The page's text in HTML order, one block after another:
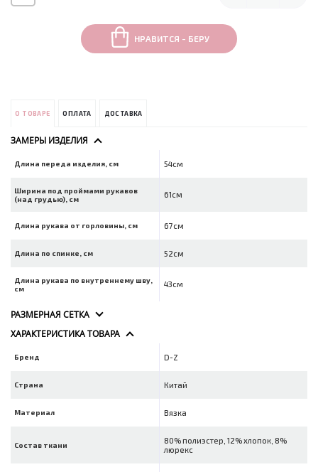
НРАВИТСЯ - БЕРУ
О ТОВАРЕ ОПЛАТА ДОСТАВКА
ЗАМЕРЫ ИЗДЕЛИЯ
Длина переда изделия, см 54см
Ширина под проймами рукавов
(над грудью), см
61см
Длина рукава от горловины, см 67см
Длина по спинке, см 52см
Длина рукава по внутреннему шву,
см
43см
РАЗМЕРНАЯ СЕТКА
ХАРАКТЕРИСТИКА ТОВАРА
Бренд D-Z
Страна Китай
Материал Вязка
Состав ткани
80% полиэстер, 12% хлопок, 8%
люрекс